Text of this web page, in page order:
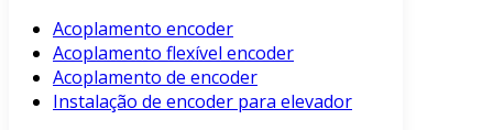
Acoplamento encoder
Acoplamento flexível encoder
Acoplamento de encoder
Instalação de encoder para elevador